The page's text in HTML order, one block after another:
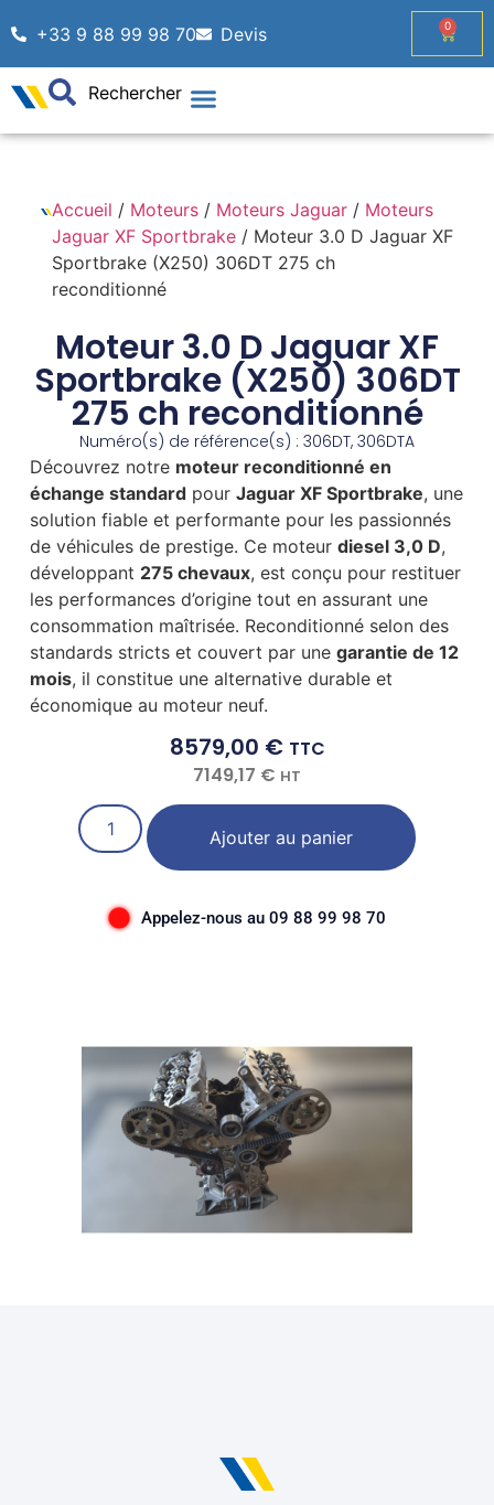
+33 9 88 99 98 70 Devis 0
Rechercher
Accueil / Moteurs/ Moteurs Jaguar/ Moteurs
Jaguar XF Sportbrake/ Moteur 3.0 D Jaguar XF
Sportbrake (X250) 306DT 275 ch
reconditionné
Moteur 3.0 D Jaguar XF
Sportbrake (X250) 306DT
275 ch reconditionné
Numéro(s) de référence(s) : 306DT, 306DTA
Découvrez notre moteur reconditionné en
échange standardpour Jaguar XF Sportbrake, une
solution fiable et performante pour les passionnés
de véhicules de prestige. Ce moteur diesel 3,0 D,
développant 275 chevaux, est conçu pour restituer
les performances d’origine tout en assurant une
consommation maîtrisée. Reconditionné selon des
standards stricts et couvert par une garantie de 12
mois, il constitue une alternative durable et
économique au moteur neuf.
8579,00 € TTC
7149,17 € HT
Ajouter au panier
Appelez-nous au 09 88 99 98 70